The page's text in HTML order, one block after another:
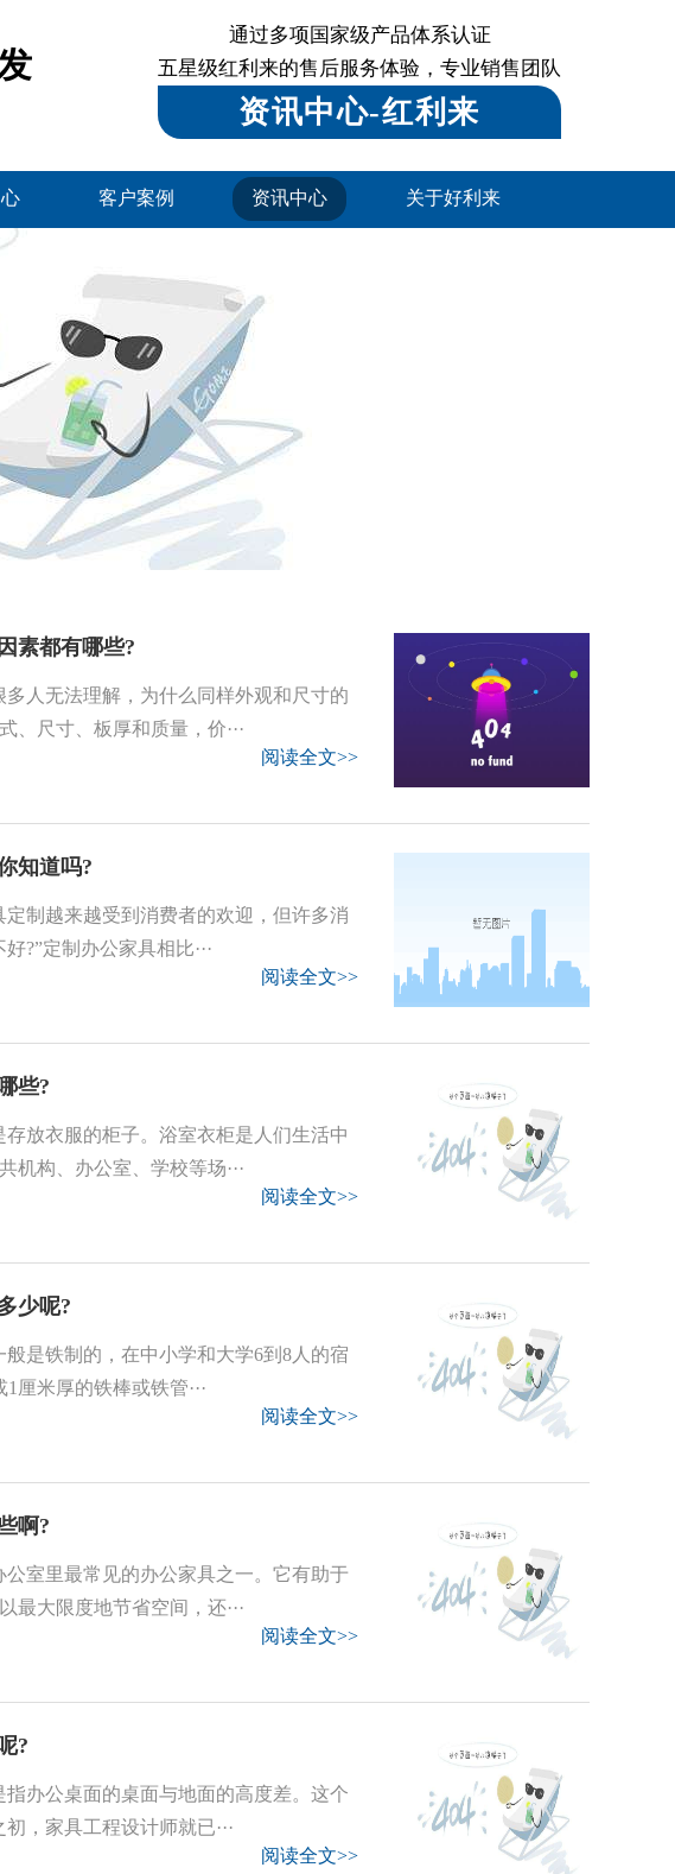
通过多项国家级产品体系认证
五星级红利来的售后服务体验，专业销售团队
资讯中心-红利来
客户案例 资讯中心 关于好利来
素都有哪些?
人无法理解，为什么同样外观和尺寸的
、尺寸、板厚和质量，价···
阅读全文>>
知道吗?
制越来越受到消费者的欢迎，但许多消
?”定制办公家具相比···
阅读全文>>
些?
放衣服的柜子。浴室衣柜是人们生活中
机构、办公室、学校等场···
阅读全文>>
少呢?
是铁制的，在中小学和大学6到8人的宿
厘米厚的铁棒或铁管···
阅读全文>>
啊?
室里最常见的办公家具之一。它有助于
最大限度地节省空间，还···
阅读全文>>
?
办公桌面的桌面与地面的高度差。这个
，家具工程设计师就已···
阅读全文>>